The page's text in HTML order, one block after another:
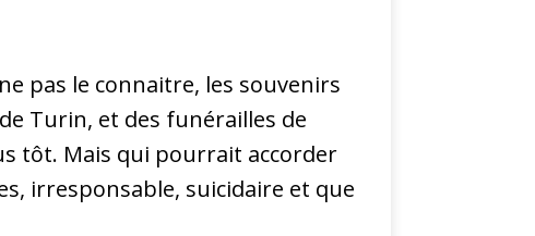
pas le connaitre, les souvenirs
Turin, et des funérailles de
tôt. Mais qui pourrait accorder
irresponsable, suicidaire et que